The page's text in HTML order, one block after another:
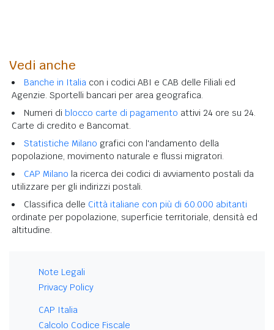
Vedi anche
Banche in Italia con i codici ABI e CAB delle Filiali ed
Agenzie. Sportelli bancari per area geografica.
Numeri di blocco carte di pagamento attivi 24 ore su 24.
Carte di credito e Bancomat.
Statistiche Milano grafici con l'andamento della
popolazione, movimento naturale e flussi migratori.
CAP Milano la ricerca dei codici di avviamento postali da
utilizzare per gli indirizzi postali.
Classifica delle Città italiane con più di 60.000 abitanti
ordinate per popolazione, superficie territoriale, densità ed
altitudine.
Note Legali
Privacy Policy
CAP Italia
Calcolo Codice Fiscale